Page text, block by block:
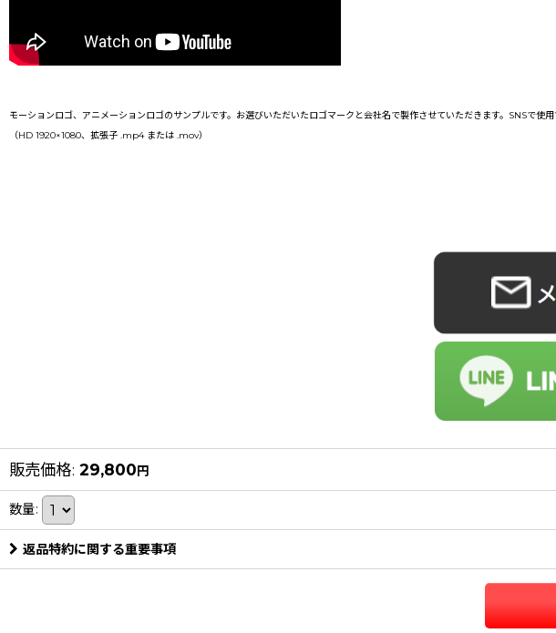
モーションロゴ、アニメーションロゴのサンプルです。お選びいただいたロゴマークと会社名で製作させていただきます。SNSで
（HD 1920×1080、拡張子 .mp4 または .mov）
販売価格: 29,800円
数量:
返品特約に関する重要事項